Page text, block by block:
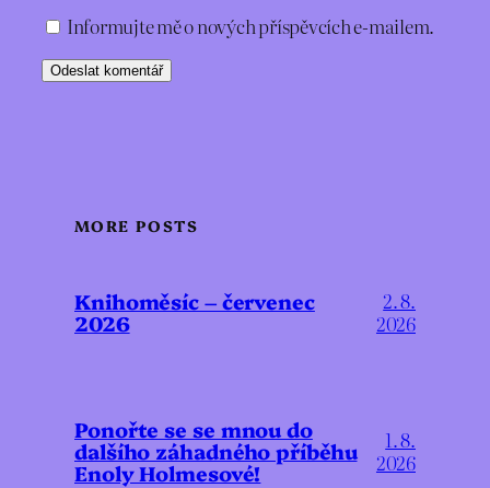
Informujte mě o nových příspěvcích e-mailem.
MORE POSTS
Knihoměsíc – červenec
2026
2. 8.
2026
Ponořte se se mnou do
dalšího záhadného příběhu
Enoly Holmesové!
1. 8.
2026